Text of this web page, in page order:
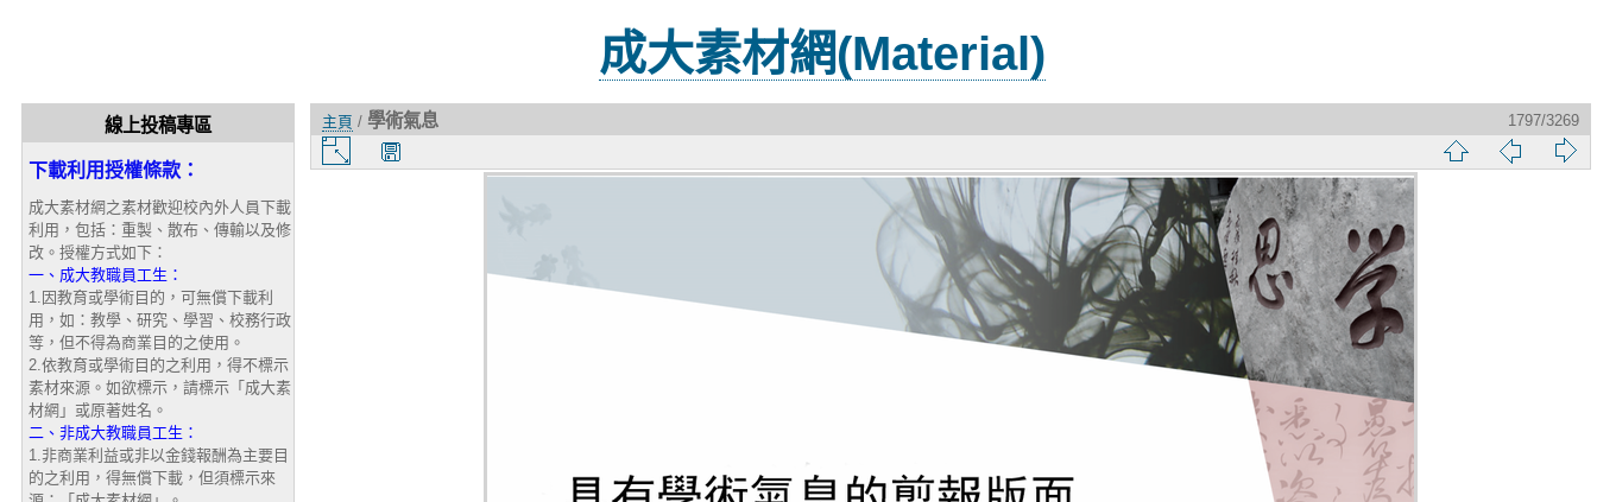
成大素材網(Material)
線上投稿專區
下載利用授權條款：
成大素材網之素材歡迎校內外人員下載
利用，包括：重製、散布、傳輸以及修
改。授權方式如下：
一、成大教職員工生：
1.因教育或學術目的，可無償下載利
用，如：教學、研究、學習、校務行政
等，但不得為商業目的之使用。
2.依教育或學術目的之利用，得不標示
素材來源。如欲標示，請標示「成大素
材網」或原著姓名。
二、非成大教職員工生：
1.非商業利益或非以金錢報酬為主要目
的之利用，得無償下載，但須標示來
主頁 / 學術氣息
1797/3269
略
頁
一
片